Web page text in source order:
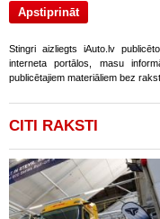
Stingri aizliegts iAuto.lv
interneta portālos, masu
publicētajiem materiāliem bez
CITI RAKSTI